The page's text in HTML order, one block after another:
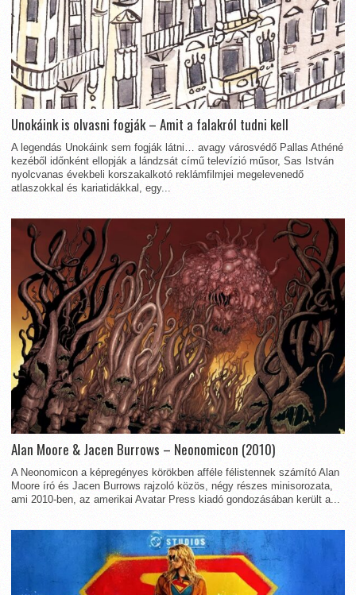
Unokáink is olvasni fogják – Amit a falakról tudni kell
A legendás Unokáink sem fogják látni… avagy városvédő Pallas Athéné
kezéből időnként ellopják a lándzsát című televízió műsor, Sas István
nyolcvanas évekbeli korszakalkotó reklámfilmjei megelevenedő
atlaszokkal és kariatidákkal, egy...
Alan Moore & Jacen Burrows – Neonomicon (2010)
A Neonomicon a képregényes körökben afféle félistennek számító Alan
Moore író és Jacen Burrows rajzoló közös, négy részes minisorozata,
ami 2010-ben, az amerikai Avatar Press kiadó gondozásában került a...